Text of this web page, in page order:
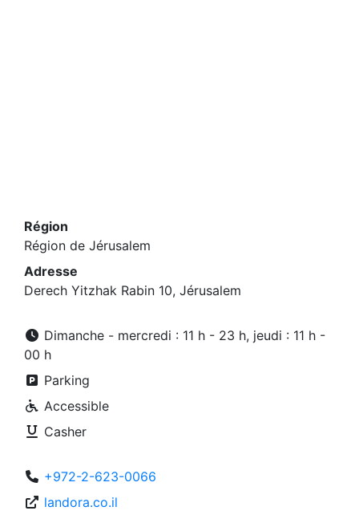
Région
Région de Jérusalem
Adresse
Derech Yitzhak Rabin 10, Jérusalem
Dimanche - mercredi : 11 h - 23 h, jeudi : 11 h -
00 h
Parking
Accessible
Casher
+972-2-623-0066
landora.co.il